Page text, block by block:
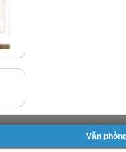
Văn